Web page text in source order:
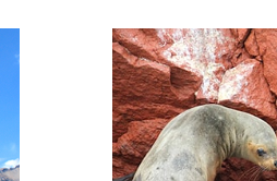
- Salidas: Diarias
- Ruta: 1 noche
Nazca, 2 noches
noches Puno, 3
Sagrado.
- Categoría
- Régimen: 12